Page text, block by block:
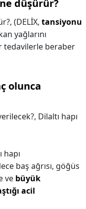
düşürür?
(DELİX, tansiyonu
yağlarını
tedavilerle beraber
olunca
Dilaltı hapı
hapı
baş ağrısı, göğüs
ve büyük
acil